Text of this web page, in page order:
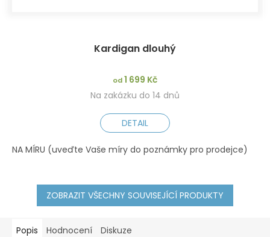
Kardigan dlouhý
od1 699 Kč
Na zakázku do 14 dnů
DETAIL
NA MÍRU (uveďte Vaše míry do poznámky pro prodejce)
ZOBRAZIT VŠECHNY SOUVISEJÍCÍ PRODUKTY
Popis Hodnocení Diskuze